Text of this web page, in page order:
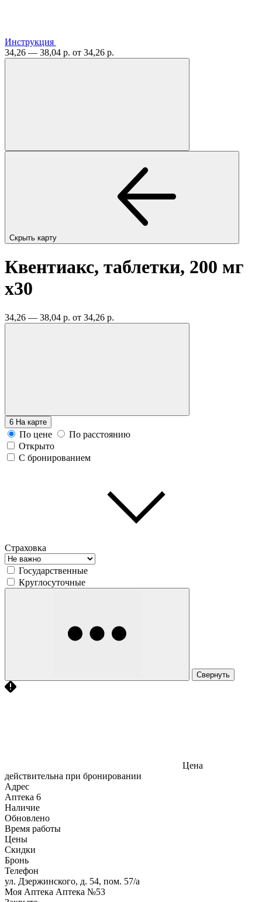
Инструкция
34,26 — 38,04 р. от 34,26 р.
Скрыть карту
Квентиакс, таблетки, 200 мг
x30
34,26 — 38,04 р. от 34,26 р.
6 На карте
По цене
По расстоянию
Открыто
С бронированием
Страховка
Государственные
Круглосуточные
Свернуть
Цена
действительна при бронировании
Адрес
Аптека 6
Наличие
Обновлено
Время работы
Цены
Скидки
Бронь
Телефон
ул. Дзержинского, д. 54, пом. 57/а
Моя Аптека Аптека №53